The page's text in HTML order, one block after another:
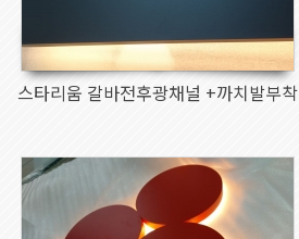
스타리움 갈바전후광채널 +까치발부착
1089